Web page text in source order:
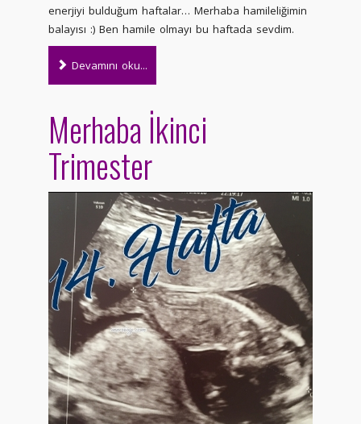
enerjiyi bulduğum haftalar… Merhaba hamileliğimin
balayısı :) Ben hamile olmayı bu haftada sevdim.
Devamını oku...
Merhaba İkinci
Trimester